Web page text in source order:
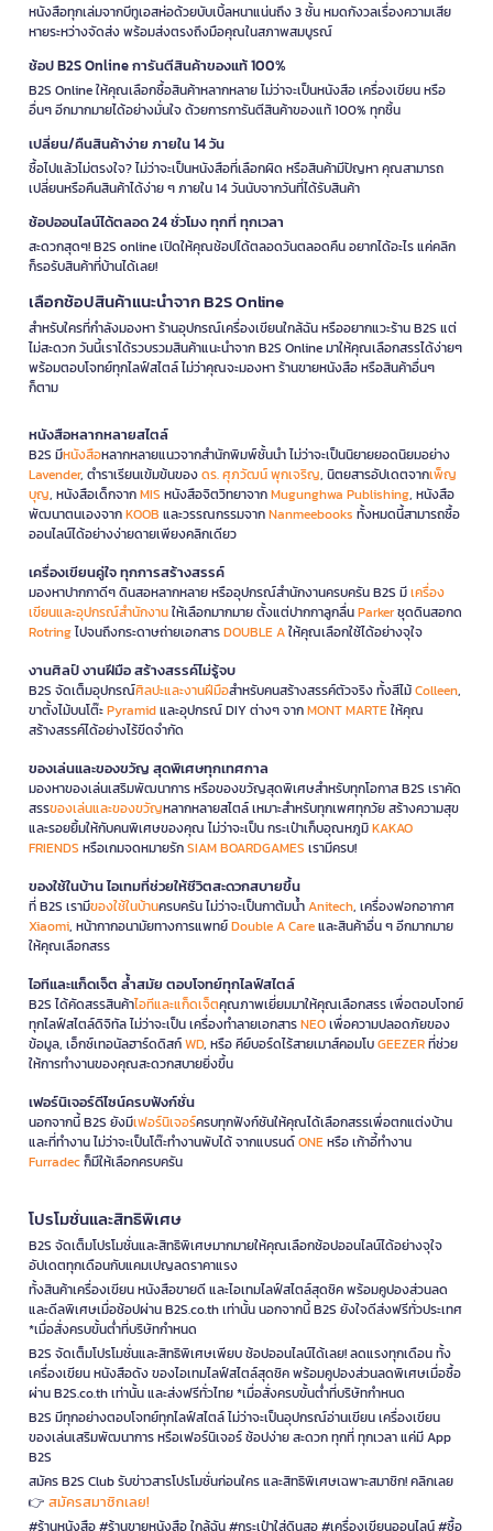
หนังสือทุกเล่มจากบีทูเอสห่อด้วยบับเบิ้ลหนาแน่นถึง 3 ชั้น หมดกังวลเรื่องความเสีย
หายระหว่างจัดส่ง พร้อมส่งตรงถึงมือคุณในสภาพสมบูรณ์
ช้อป B2S Online การันตีสินค้าของแท้ 100%
B2S Online ให้คุณเลือกซื้อสินค้าหลากหลาย ไม่ว่าจะเป็นหนังสือ เครื่องเขียน หรือ
อื่นๆ อีกมากมายได้อย่างมั่นใจ ด้วยการการันตีสินค้าของแท้ 100% ทุกชิ้น
เปลี่ยน/คืนสินค้าง่าย ภายใน 14 วัน
ซื้อไปแล้วไม่ตรงใจ? ไม่ว่าจะเป็นหนังสือที่เลือกผิด หรือสินค้ามีปัญหา คุณสามารถ
เปลี่ยนหรือคืนสินค้าได้ง่าย ๆ ภายใน 14 วันนับจากวันที่ได้รับสินค้า
ช้อปออนไลน์ได้ตลอด 24 ชั่วโมง ทุกที่ ทุกเวลา
สะดวกสุดๆ! B2S online เปิดให้คุณช้อปได้ตลอดวันตลอดคืน อยากได้อะไร แค่คลิก
ก็รอรับสินค้าที่บ้านได้เลย!
เลือกช้อปสินค้าแนะนำจาก B2S Online
สำหรับใครที่กำลังมองหา ร้านอุปกรณ์เครื่องเขียนใกล้ฉัน หรืออยากแวะร้าน B2S แต่
ไม่สะดวก วันนี้เราได้รวบรวมสินค้าแนะนำจาก B2S Online มาให้คุณเลือกสรรได้ง่ายๆ
พร้อมตอบโจทย์ทุกไลฟ์สไตล์ ไม่ว่าคุณจะมองหา ร้านขายหนังสือ หรือสินค้าอื่นๆ
ก็ตาม
หนังสือหลากหลายสไตล์
B2S มีหนังสือหลากหลายแนวจากสำนักพิมพ์ชั้นนำ ไม่ว่าจะเป็นนิยายยอดนิยมอย่าง
Lavender, ตำราเรียนเข้มข้นของดร. ศุภวัฒน์ พุกเจริญ, นิตยสารอัปเดตจากเพ็ญ
บุญ, หนังสือเด็กจากMIS หนังสือจิตวิทยาจากMugunghwa Publishing, หนังสือ
พัฒนาตนเองจากKOOB และวรรณกรรมจากNanmeebooks ทั้งหมดนี้สามารถซื้อ
ออนไลน์ได้อย่างง่ายดายเพียงคลิกเดียว
เครื่องเขียนคู่ใจ ทุกการสร้างสรรค์
มองหาปากกาดีๆ ดินสอหลากหลาย หรืออุปกรณ์สำนักงานครบครัน B2S มีเครื่อง
เขียนและอุปกรณ์สำนักงานให้เลือกมากมาย ตั้งแต่ปากกาลูกลื่นParkerชุดดินสอกด
Rotringไปจนถึงกระดาษถ่ายเอกสารDOUBLE Aให้คุณเลือกใช้ได้อย่างจุใจ
งานศิลป์ งานฝีมือ สร้างสรรค์ไม่รู้จบ
B2S จัดเต็มอุปกรณ์ศิลปะและงานฝีมือสำหรับคนสร้างสรรค์ตัวจริง ทั้งสีไม้Colleen,
ขาตั้งไม้บนโต๊ะPyramidและอุปกรณ์ DIY ต่างๆ จากMONT MARTEให้คุณ
สร้างสรรค์ได้อย่างไร้ขีดจำกัด
ของเล่นและของขวัญ สุดพิเศษทุกเทศกาล
มองหาของเล่นเสริมพัฒนาการ หรือของขวัญสุดพิเศษสำหรับทุกโอกาส B2S เราคัด
สรรของเล่นและของขวัญหลากหลายสไตล์ เหมาะสำหรับทุกเพศทุกวัย สร้างความสุข
และรอยยิ้มให้กับคนพิเศษของคุณ ไม่ว่าจะเป็น กระเป๋าเก็บอุณหภูมิKAKAO
FRIENDS หรือเกมจดหมายรักSIAM BOARDGAMES เรามีครบ!
ของใช้ในบ้าน ไอเทมที่ช่วยให้ชีวิตสะดวกสบายขึ้น
ที่ B2S เรามีของใช้ในบ้านครบครัน ไม่ว่าจะเป็นกาต้มน้ำAnitech, เครื่องฟอกอากาศ
Xiaomi, หน้ากากอนามัยทางการแพทย์Double A Careและสินค้าอื่น ๆ อีกมากมาย
ให้คุณเลือกสรร
ไอทีและแก็ดเจ็ต ล้ำสมัย ตอบโจทย์ทุกไลฟ์สไตล์
B2S ได้คัดสรรสินค้าไอทีและแก็ดเจ็ตคุณภาพเยี่ยมมาให้คุณเลือกสรร เพื่อตอบโจทย์
ทุกไลฟ์สไตล์ดิจิทัล ไม่ว่าจะเป็น เครื่องทำลายเอกสารNEOเพื่อความปลอดภัยของ
ข้อมูล, เอ็กซ์เทอนัลฮาร์ดดิสก์WD, หรือ คีย์บอร์ดไร้สายเมาส์คอมโบGEEZERที่ช่วย
ให้การทำงานของคุณสะดวกสบายยิ่งขึ้น
เฟอร์นิเจอร์ดีไซน์ครบฟังก์ชั่น
นอกจากนี้ B2S ยังมีเฟอร์นิเจอร์ครบทุกฟังก์ชันให้คุณได้เลือกสรรเพื่อตกแต่งบ้าน
และที่ทำงาน ไม่ว่าจะเป็นโต๊ะทำงานพับได้ จากแบรนด์ONEหรือ เก้าอี้ทำงาน
Furradecก็มีให้เลือกครบครัน
โปรโมชั่นและสิทธิพิเศษ
B2S จัดเต็มโปรโมชั่นและสิทธิพิเศษมากมายให้คุณเลือกช้อปออนไลน์ได้อย่างจุใจ
อัปเดตทุกเดือนกับแคมเปญลดราคาแรง
ทั้งสินค้าเครื่องเขียน หนังสือขายดี และไอเทมไลฟ์สไตล์สุดชิค พร้อมคูปองส่วนลด
และดีลพิเศษเมื่อช้อปผ่าน B2S.co.th เท่านั้น นอกจากนี้ B2S ยังใจดีส่งฟรีทั่วประเทศ
*เมื่อสั่งครบขั้นต่ำที่บริษัทกำหนด
B2S จัดเต็มโปรโมชั่นและสิทธิพิเศษเพียบ ช้อปออนไลน์ได้เลย! ลดแรงทุกเดือน ทั้ง
เครื่องเขียน หนังสือดัง ของไอเทมไลฟ์สไตล์สุดชิค พร้อมคูปองส่วนลดพิเศษเมื่อซื้อ
ผ่าน B2S.co.th เท่านั้น และส่งฟรีทั่วไทย *เมื่อสั่งครบขั้นต่ำที่บริษัทกำหนด
B2S มีทุกอย่างตอบโจทย์ทุกไลฟ์สไตล์ ไม่ว่าจะเป็นอุปกรณ์อ่านเขียน เครื่องเขียน
ของเล่นเสริมพัฒนาการ หรือเฟอร์นิเจอร์ ช้อปง่าย สะดวก ทุกที่ ทุกเวลา แค่มี App
B2S
สมัคร B2S Club รับข่าวสารโปรโมชั่นก่อนใคร และสิทธิพิเศษเฉพาะสมาชิก! คลิกเลย
👉 สมัครสมาชิกเลย!
#ร้านหนังสือ #ร้านขายหนังสือ ใกล้ฉัน #กระเป๋าใส่ดินสอ #เครื่องเขียนออนไลน์ #ซื้อ